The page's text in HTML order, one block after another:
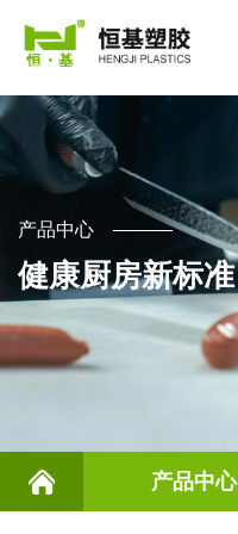
产品中心
健康厨房新标准
产品中心